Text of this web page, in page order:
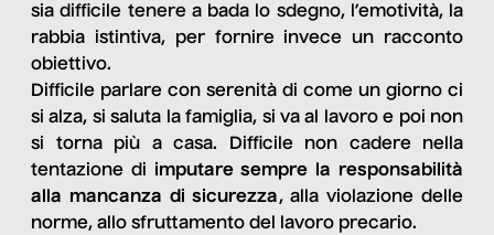
sia difficile tenere a bada lo sdegno, l’emotività, la
rabbia istintiva, per fornire invece un racconto
obiettivo.
Difficile parlare con serenità di come un giorno ci
si alza, si saluta la famiglia, si va al lavoro e poi non
si torna più a casa. Difficile non cadere nella
tentazione di imputare sempre la responsabilità
alla mancanza di sicurezza, alla violazione delle
norme, allo sfruttamento del lavoro precario.